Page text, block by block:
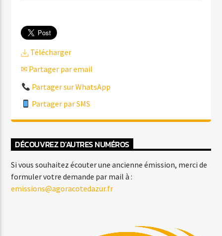
Télécharger
✉ Partager par email
Partager sur WhatsApp
Partager par SMS
DÉCOUVREZ D’AUTRES NUMÉROS
Si vous souhaitez écouter une ancienne émission, merci de
formuler votre demande par mail à :
emissions@agoracotedazur.fr